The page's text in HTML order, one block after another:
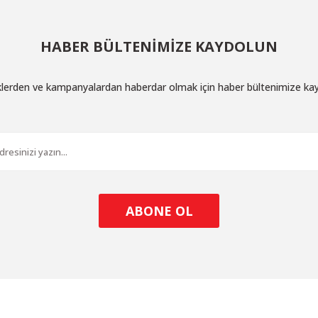
HABER BÜLTENİMİZE KAYDOLUN
ve kampanyalardan haberdar olmak için haber bültenimize
ABONE OL